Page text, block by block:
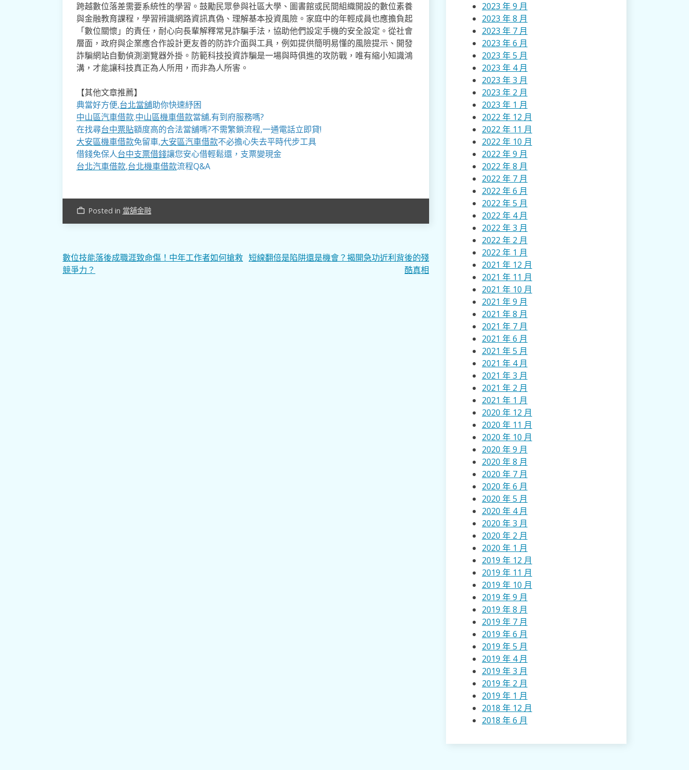
跨越數位落差需要系統性的學習。鼓勵民眾參與社區大學、圖書館或民間組織開設的數位素養
與金融教育課程，學習辨識網路資訊真偽、理解基本投資風險。家庭中的年輕成員也應擔負起
「數位關懷」的責任，耐心向長輩解釋常見詐騙手法，協助他們設定手機的安全設定。從社會
層面，政府與企業應合作設計更友善的防詐介面與工具，例如提供簡明易懂的風險提示、開發
詐騙網站自動偵測瀏覽器外掛。防範科技投資詐騙是一場與時俱進的攻防戰，唯有縮小知識鴻
溝，才能讓科技真正為人所用，而非為人所害。
【其他文章推薦】
典當好方便,台北當舖助你快速紓困
中山區汽車借款.中山區機車借款當舖,有到府服務嗎?
在找尋台中票貼額度高的合法當舖嗎?不需繁鎖流程,一通電話立即貸!
大安區機車借款免留車,大安區汽車借款不必擔心失去平時代步工具
借錢免保人台中支票借錢讓您安心借輕鬆還，支票變現金
台北汽車借款,台北機車借款流程Q&A
work_outline Posted in 當舖金融
文
章
數位技能落後成職涯致命傷！中年工作者如何搶救
競爭力？
短線翻倍是陷阱還是機會？揭開急功近利背後的殘
酷真相
2023 年 9 月
2023 年 8 月
2023 年 7 月
2023 年 6 月
2023 年 5 月
2023 年 4 月
2023 年 3 月
2023 年 2 月
2023 年 1 月
2022 年 12 月
2022 年 11 月
2022 年 10 月
2022 年 9 月
2022 年 8 月
2022 年 7 月
2022 年 6 月
2022 年 5 月
2022 年 4 月
2022 年 3 月
2022 年 2 月
2022 年 1 月
2021 年 12 月
2021 年 11 月
2021 年 10 月
2021 年 9 月
2021 年 8 月
2021 年 7 月
2021 年 6 月
2021 年 5 月
2021 年 4 月
2021 年 3 月
2021 年 2 月
2021 年 1 月
2020 年 12 月
2020 年 11 月
2020 年 10 月
2020 年 9 月
2020 年 8 月
2020 年 7 月
2020 年 6 月
2020 年 5 月
2020 年 4 月
2020 年 3 月
2020 年 2 月
2020 年 1 月
2019 年 12 月
2019 年 11 月
2019 年 10 月
2019 年 9 月
2019 年 8 月
2019 年 7 月
2019 年 6 月
2019 年 5 月
2019 年 4 月
2019 年 3 月
2019 年 2 月
2019 年 1 月
2018 年 12 月
2018 年 6 月